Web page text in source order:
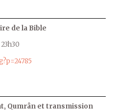
de la Bible
23h30
Qumrân et transmission